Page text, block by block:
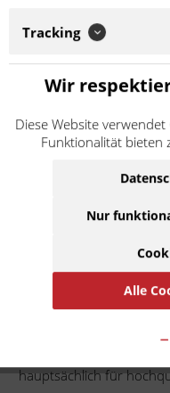
steht. KMP italiana setzt
Materialqualität und
6,50 € *
Inhalt:1
inkl. MwSt.zzgl.
Lieferzeit ca. 1
Auf die Merkliste
hauptsächlich für
Tracking
Wir
Diese Website
Funktionalität bieten
Nur
Alle